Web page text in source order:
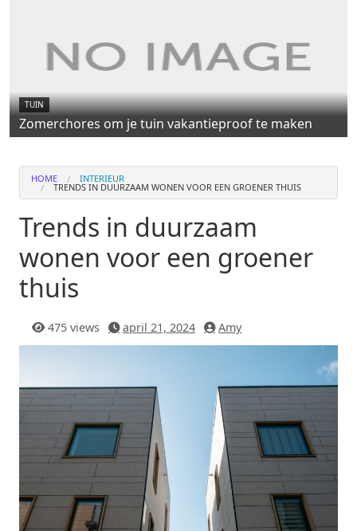
TUIN
Zomerchores om je tuin vakantieproof te maken
HOME INTERIEUR
TRENDS IN DUURZAAM WONEN VOOR EEN GROENER THUIS
Trends in duurzaam
wonen voor een groener
thuis
475 views april 21, 2024 Amy